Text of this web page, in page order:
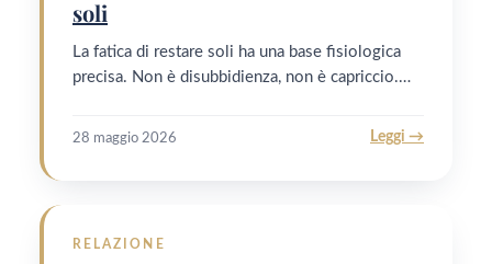
soli
La fatica di restare soli ha una base fisiologica
precisa. Non è disubbidienza, non è capriccio.…
28 maggio 2026 Leggi →
RELAZIONE